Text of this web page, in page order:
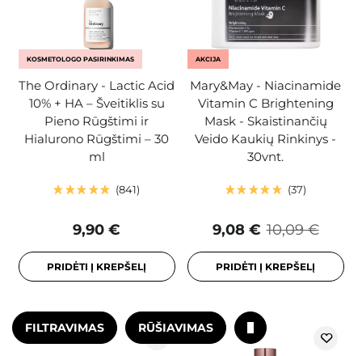
KOSMETOLOGO PASIRINKIMAS
The Ordinary - Lactic Acid
10% + HA – Šveitiklis su
Pieno Rūgštimi ir
Hialurono Rūgštimi – 30
ml
841
9,90 €
PRIDĖTI Į KREPŠELĮ
AKCIJA
Mary&May - Niacinamide
Vitamin C Brightening
Mask - Skaistinančių
Veido Kaukių Rinkinys -
30vnt.
37
10,09 €
9,08 €
PRIDĖTI Į KREPŠELĮ
FILTRAVIMAS RŪŠIAVIMAS